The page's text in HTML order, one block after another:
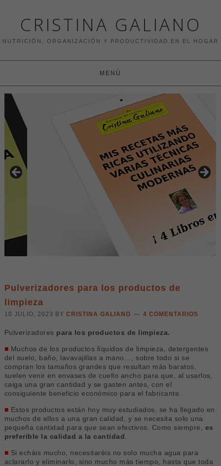
CRISTINA GALIANO
NUTRICIÓN, ORGANIZACIÓN Y PRODUCTIVIDAD EN EL HOGAR
MENÚ
Pulverizadores para los productos de
limpieza
10 JULIO, 2023 BY CRISTINA GALIANO 4 COMENTARIOS
Pulverizadores para los productos de limpieza.
■ Muchos de los productos líquidos de limpieza, detergentes
del suelo, baño, lavavajillas a mano…, sobre todo si se
compran los tamaños grandes que resultan más baratos,
suelen venir en envases de cuello ancho para que, al usarlos,
caiga una gran cantidad y se gasten antes, con el
consiguiente beneficio económico para el fabricante.
■ Estos productos están hoy muy estudiados, se ha llegado en
muchos de ellos a una gran calidad, y se necesita solo una
pequeña cantidad para que sean efectivos. Como siempre, es
preferible la calidad a la cantidad
■ Si echáis mucho, necesitaréis no solo mucha agua para
aclararlo y eliminarlo, sino mucho más tiempo, hasta que toda